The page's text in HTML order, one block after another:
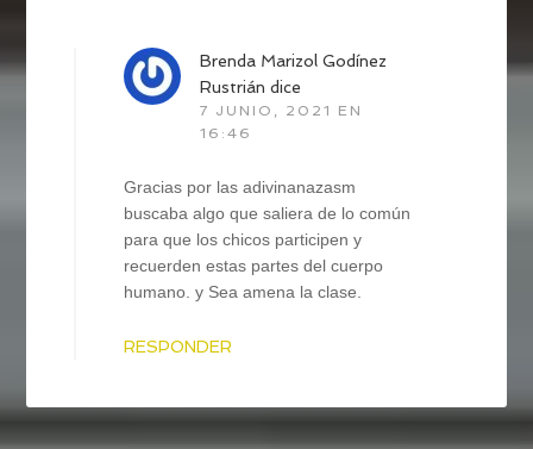
Brenda Marizol Godínez
Rustrián dice
7 JUNIO, 2021 EN
16:46
Gracias por las adivinanazasm
buscaba algo que saliera de lo común
para que los chicos participen y
recuerden estas partes del cuerpo
humano. y Sea amena la clase.
RESPONDER